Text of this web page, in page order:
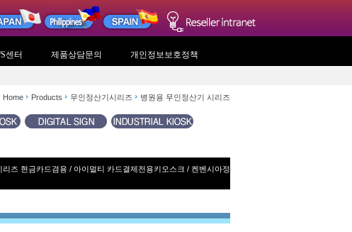
센터 제품상담문의 개인정보보호정책
Home Products 무인정산기시리즈 병원용 무인정산기 시리즈
리즈 현금카드겸용 / 아이멀티 카드결제전용키오스크 / 켄벤시아정